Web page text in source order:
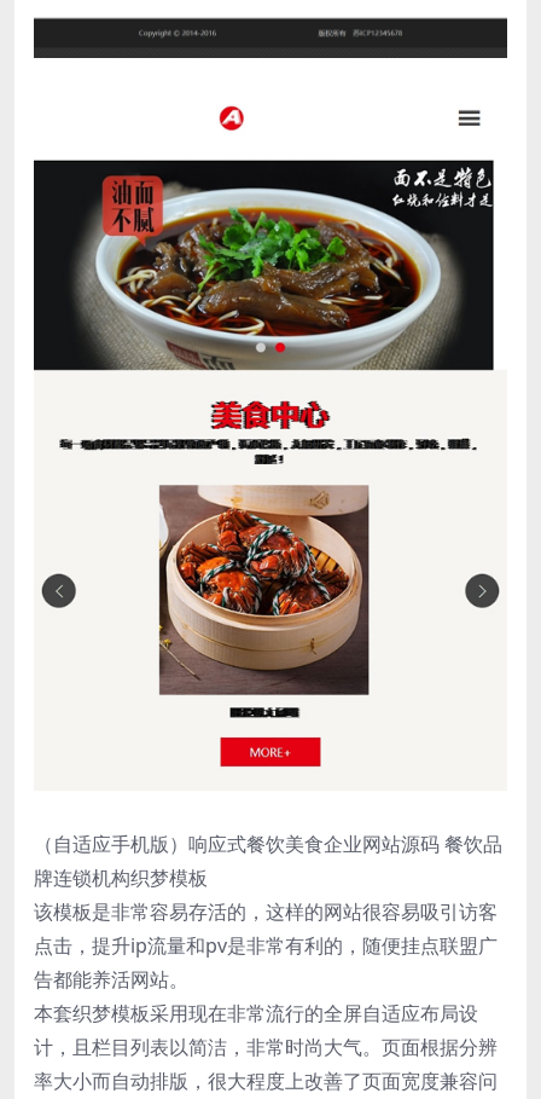
（自适应手机版）响应式餐饮美食企业网站源码 餐饮品
牌连锁机构织梦模板
该模板是非常容易存活的，这样的网站很容易吸引访客
点击，提升ip流量和pv是非常有利的，随便挂点联盟广
告都能养活网站。
本套织梦模板采用现在非常流行的全屏自适应布局设
计，且栏目列表以简洁，非常时尚大气。页面根据分辨
率大小而自动排版，很大程度上改善了页面宽度兼容问